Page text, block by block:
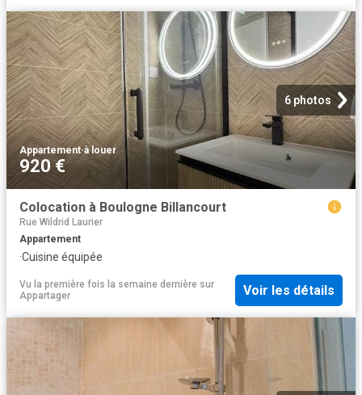
6 photos
Appartement·à louer
920 €
Colocation à Boulogne Billancourt
Rue Wildrid Laurier
Appartement
·Cuisine équipée
Vu la première fois la semaine dernière sur
Appartager
Voir les détails